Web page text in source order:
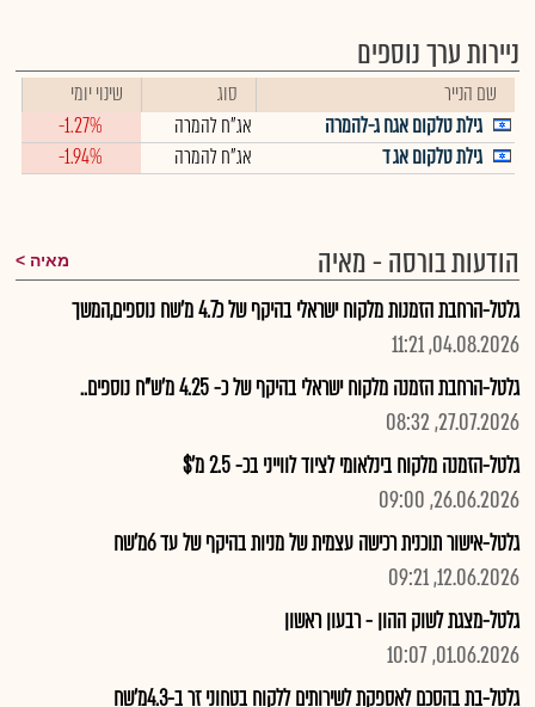
ניירות ערך נוספים
שם הנייר סוג
שינוי יומי
גילת טלקום אגח ג-להמרה
אג"ח להמרה
-1.27%
גילת טלקום אג ד
אג"ח להמרה -1.94%
הודעות בורסה - מאיה מאיה
גלטל-הרחבת הזמנות מלקוח ישראלי בהיקף של כ4.7 מ'שח נוספים,המשך
04.08.2026, 11:21
גלטל-הרחבת הזמנה מלקוח ישראלי בהיקף של כ- 4.25 מ'ש"ח נוספים..
27.07.2026, 08:32
גלטל-הזמנה מלקוח בינלאומי לציוד לווייני בכ- 2.5 מ'$
26.06.2026, 09:00
גלטל-אישור תוכנית רכישה עצמית של מניות בהיקף של עד 6מ'שח
12.06.2026, 09:21
גלטל-מצגת לשוק ההון - רבעון ראשון
01.06.2026, 10:07
גלטל-בת בהסכם לאספקת לשירותים ללקוח בטחוני זר ב-4.3מ'שח